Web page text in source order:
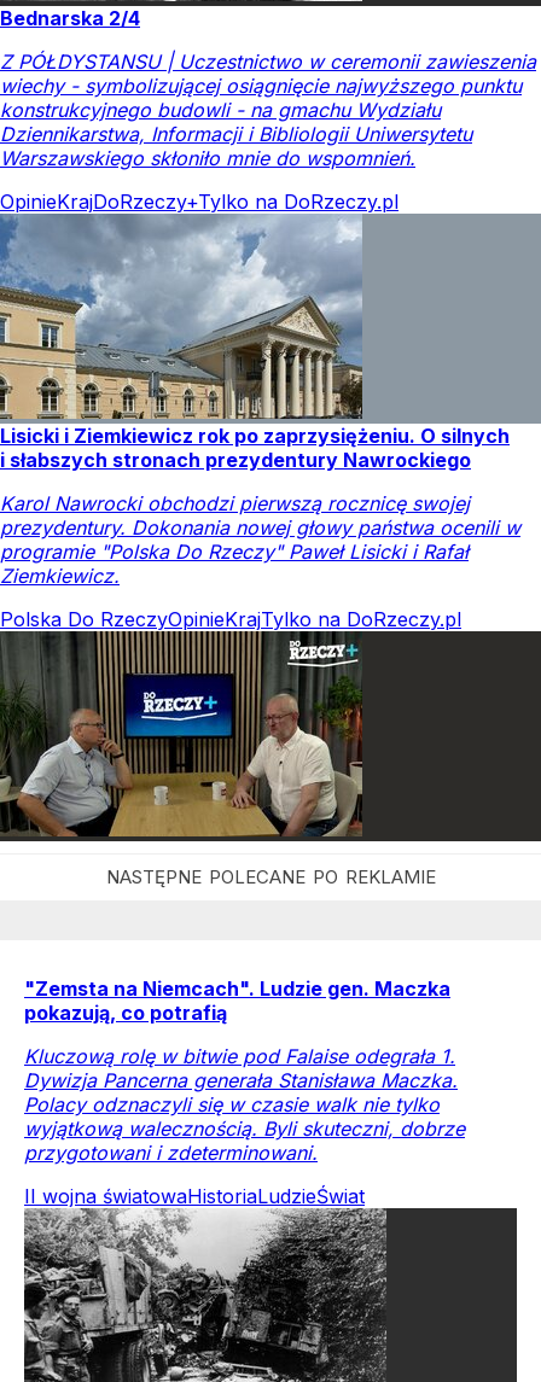
Bednarska 2/4
Z PÓŁDYSTANSU | Uczestnictwo w ceremonii zawieszenia
wiechy - symbolizującej osiągnięcie najwyższego punktu
konstrukcyjnego budowli - na gmachu Wydziału
Dziennikarstwa, Informacji i Bibliologii Uniwersytetu
Warszawskiego skłoniło mnie do wspomnień.
OpinieKrajDoRzeczy+Tylko na DoRzeczy.pl
Lisicki i Ziemkiewicz rok po zaprzysiężeniu. O silnych
i słabszych stronach prezydentury Nawrockiego
Karol Nawrocki obchodzi pierwszą rocznicę swojej
prezydentury. Dokonania nowej głowy państwa ocenili w
programie "Polska Do Rzeczy" Paweł Lisicki i Rafał
Ziemkiewicz.
Polska Do RzeczyOpinieKrajTylko na DoRzeczy.pl
"Zemsta na Niemcach". Ludzie gen. Maczka
pokazują, co potrafią
Kluczową rolę w bitwie pod Falaise odegrała 1.
Dywizja Pancerna generała Stanisława Maczka.
Polacy odznaczyli się w czasie walk nie tylko
wyjątkową walecznością. Byli skuteczni, dobrze
przygotowani i zdeterminowani.
II wojna światowaHistoriaLudzieŚwiat